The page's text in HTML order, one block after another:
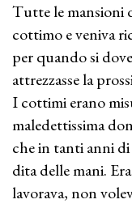
Tutte le mansioni
cottimo e veniva
per quando si
attrezzasse la
I cottimi erano
maledettissima
che in tanti anni
dita delle mani.
lavorava, non